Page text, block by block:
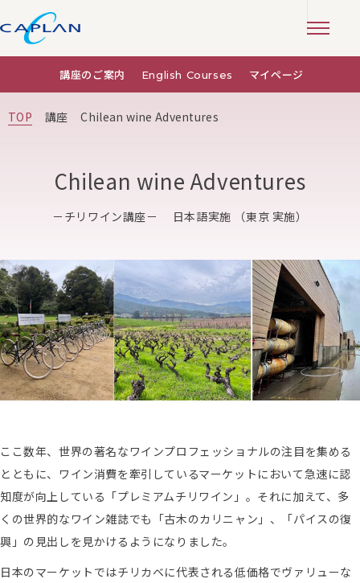
講座のご案内 English Courses マイページ
TOP 講座 Chilean wine Adventures
Chilean wine Adventures
－チリワイン講座－ 日本語実施 （東京 実施）
ここ数年、世界の著名なワインプロフェッショナルの注目を集める
とともに、ワイン消費を牽引しているマーケットにおいて急速に認
知度が向上している「プレミアムチリワイン」。それに加えて、多
くの世界的なワイン雑誌でも「古木のカリニャン」、「パイスの復
興」の見出しを見かけるようになりました。
日本のマーケットではチリカベに代表される低価格でヴァリューな